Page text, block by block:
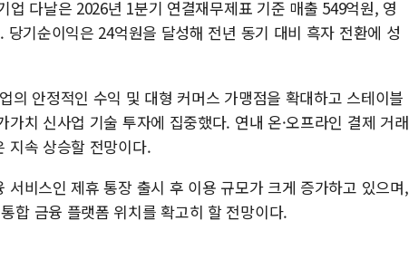
다날은 2026년 1분기 연결재무제표 기준 매출 549억원, 영
기순이익은 24억원을 달성해 전년 동기 대비 흑자 전환에 성
의 안정적인 수익 및 대형 커머스 가맹점을 확대하고 스테이블
치 신사업 기술 투자에 집중했다. 연내 온·오프라인 결제 거래
지속 상승할 전망이다.
비스인 제휴 통장 출시 후 이용 규모가 크게 증가하고 있으며,
합 금융 플랫폼 위치를 확고히 할 전망이다.